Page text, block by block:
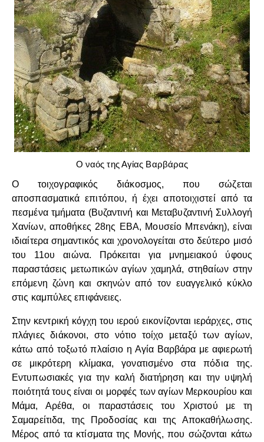
Ο ναός της Αγίας Βαρβάρας
Ο τοιχογραφικός διάκοσμος, που σώζεται
αποσπασματικά επιτόπου, ή έχει αποτοιχιστεί από τα
πεσμένα τμήματα (Βυζαντινή και Μεταβυζαντινή Συλλογή
Χανίων, αποθήκες 28ης ΕΒΑ, Μουσείο Μπενάκη), είναι
ιδιαίτερα σημαντικός και χρονολογείται στο δεύτερο μισό
του 11ου αιώνα. Πρόκειται για μνημειακού ύφους
παραστάσεις μετωπικών αγίων χαμηλά, στηθαίων στην
επόμενη ζώνη και σκηνών από τον ευαγγελικό κύκλο
στις καμπύλες επιφάνειες.
Στην κεντρική κόγχη του ιερού εικονίζονται ιεράρχες, στις
πλάγιες διάκονοι, στο νότιο τοίχο μεταξύ των αγίων,
κάτω από τοξωτό πλαίσιο η Αγία Βαρβάρα με αφιερωτή
σε μικρότερη κλίμακα, γονατισμένο στα πόδια της.
Εντυπωσιακές για την καλή διατήρηση και την υψηλή
ποιότητά τους είναι οι μορφές των αγίων Μερκουρίου και
Μάμα, Αρέθα, οι παραστάσεις του Χριστού με τη
Σαμαρείτιδα, της Προδοσίας και της Αποκαθήλωσης.
Μέρος από τα κτίσματα της Μονής, που σώζονται κάτω